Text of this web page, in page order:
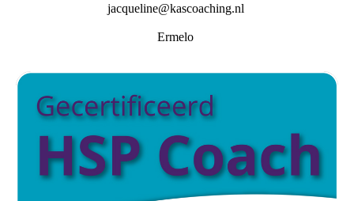
jacqueline@kascoaching.nl
Ermelo